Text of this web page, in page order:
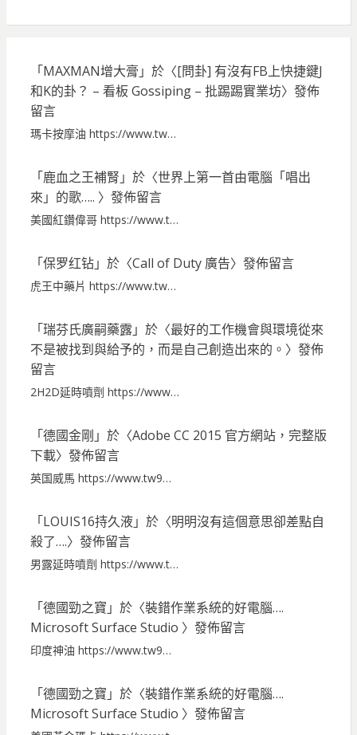
「MAXMAN增大膏 」於〈[問卦] 有沒有FB上快捷鍵J
和K的卦？ – 看板 Gossiping – 批踢踢實業坊〉發佈
留言
瑪卡按摩油 https://www.tw…
「鹿血之王補腎 」於〈世界上第一首由電腦「唱出
來」的歌….. 〉發佈留言
美國紅鑽偉哥 https://www.t…
「保罗红钻」於〈Call of Duty 廣告〉發佈留言
虎王中藥片 https://www.tw…
「瑞芬氏廣嗣藥露」於〈最好的工作機會與環境從來
不是被找到與給予的，而是自己創造出來的。 〉發佈
留言
2H2D延時噴劑 https://www…
「德國金剛 」於〈Adobe CC 2015 官方網站，完整版
下載〉發佈留言
英国威馬 https://www.tw9…
「LOUIS16持久液」於〈明明沒有這個意思卻差點自
殺了….〉發佈留言
男露延時噴劑 https://www.t…
「德國勁之寶 」於〈裝錯作業系統的好電腦….
Microsoft Surface Studio 〉發佈留言
印度神油 https://www.tw9…
「德國勁之寶 」於〈裝錯作業系統的好電腦….
Microsoft Surface Studio 〉發佈留言